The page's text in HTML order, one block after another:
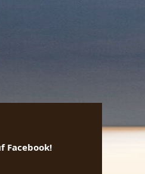
Facebook!